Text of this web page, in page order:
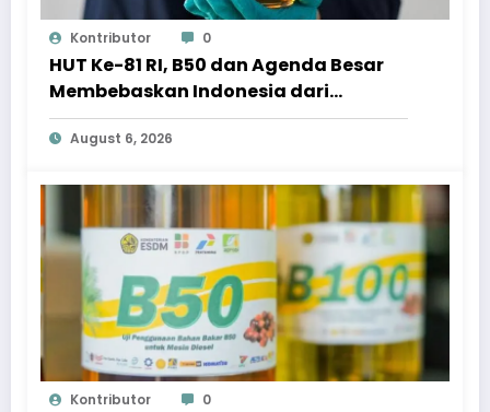
Kontributor 0
HUT Ke-81 RI, B50 dan Agenda Besar
Membebaskan Indonesia dari
Ketergantungan BBM Impor
August 6, 2026
Kontributor 0